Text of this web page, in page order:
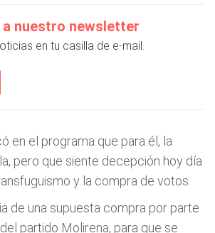
nuestro newsletter
en tu casilla de e-mail.
en el programa que para él, la
pero que siente decepción hoy día
y la compra de votos.
de una supuesta compra por parte
partido Molirena, para que se